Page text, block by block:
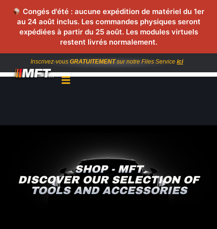
Congés d'été : aucune expédition de matériel du 1er
au 24 août inclus. Les commandes physiques seront
expédiées à partir du 25 août. Les modules virtuels
restent livrés normalement.
Inscrivez-vous GRATUITEMENTsur notre Files Service ici
SHOP - MFT
DISCOVER OUR SELECTION OF
TOOLS AND ACCESSORIES